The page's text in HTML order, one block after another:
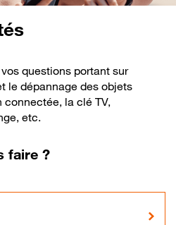
questions portant sur
le dépannage des objets
la clé TV,
etc.
faire ?